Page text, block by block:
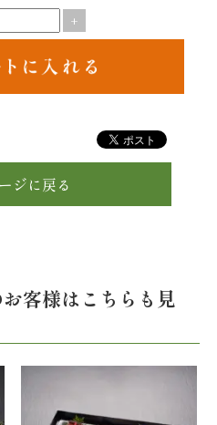
+
ジに戻る
客様はこちらも見